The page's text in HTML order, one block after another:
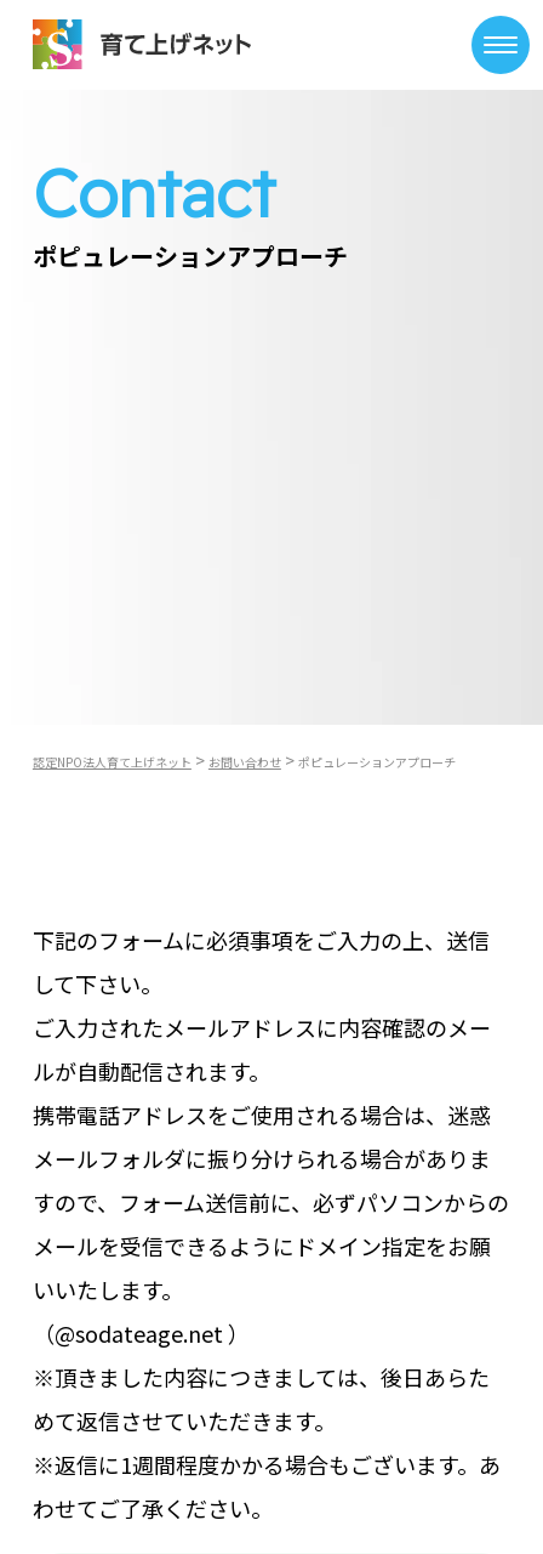
Contact
ポピュレーションアプローチ
認定NPO法人育て上げネット > お問い合わせ> ポピュレーションアプローチ
下記のフォームに必須事項をご入力の上、送信
して下さい。
ご入力されたメールアドレスに内容確認のメー
ルが自動配信されます。
携帯電話アドレスをご使用される場合は、迷惑
メールフォルダに振り分けられる場合がありま
すので、フォーム送信前に、必ずパソコンからの
メールを受信できるようにドメイン指定をお願
いいたします。
（@sodateage.net ）
※頂きました内容につきましては、後日あらた
めて返信させていただきます。
※返信に1週間程度かかる場合もございます。あ
わせてご了承ください。